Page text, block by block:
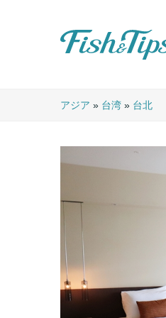
アジア » 台湾» 台北